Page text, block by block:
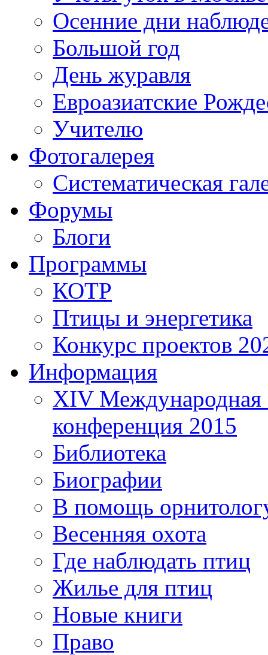
Осенние дни
Большой год
День журавля
Евроазиатские
Учителю
Фотогалерея
Систематическая
Форумы
Блоги
Программы
КОТР
Птицы и энергетика
Конкурс проектов
Информация
XIV Международная
конференция 2015
Библиотека
Биографии
В помощь
Весенняя охота
Где наблюдать птиц
Жилье для птиц
Новые книги
Право